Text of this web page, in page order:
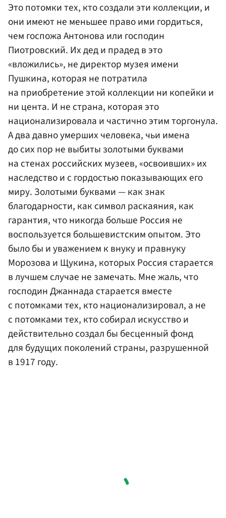
Это потомки тех, кто создали эти коллекции, и
они имеют не меньшее право ими гордиться,
чем госпожа Антонова или господин
Пиотровский. Их дед и прадед в это
«вложились», не директор музея имени
Пушкина, которая не потратила
на приобретение этой коллекции ни копейки и
ни цента. И не страна, которая это
национализировала и частично этим торгонула.
А два давно умерших человека, чьи имена
до сих пор не выбиты золотыми буквами
на стенах российских музеев, «освоивших» их
наследство и с гордостью показывающих его
миру. Золотыми буквами — как знак
благодарности, как символ раскаяния, как
гарантия, что никогда больше Россия не
воспользуется большевистским опытом. Это
было бы и уважением к внуку и правнуку
Морозова и Щукина, которых Россия старается
в лучшем случае не замечать. Мне жаль, что
господин Джаннада старается вместе
с потомками тех, кто национализировал, а не
с потомками тех, кто собирал искусство и
действительно создал бы бесценный фонд
для будущих поколений страны, разрушенной
в 1917 году.